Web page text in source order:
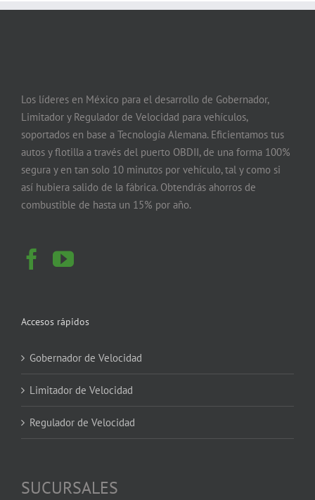
Los líderes en México para el desarrollo de Gobernador,
Limitador y Regulador de Velocidad para vehículos,
soportados en base a Tecnología Alemana. Eficientamos tus
autos y flotilla a través del puerto OBDII, de una forma 100%
segura y en tan solo 10 minutos por vehículo, tal y como si
así hubiera salido de la fábrica. Obtendrás ahorros de
combustible de hasta un 15% por año.
Accesos rápidos
Gobernador de Velocidad
Limitador de Velocidad
Regulador de Velocidad
SUCURSALES